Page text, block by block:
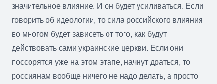
значительное влияние. И он будет усиливаться. Если
говорить об идеологии, то сила российского влияния
во многом будет зависеть от того, как будут
действовать сами украинские церкви. Если они
поссорятся уже на этом этапе, начнут драться, то
россиянам вообще ничего не надо делать, а просто